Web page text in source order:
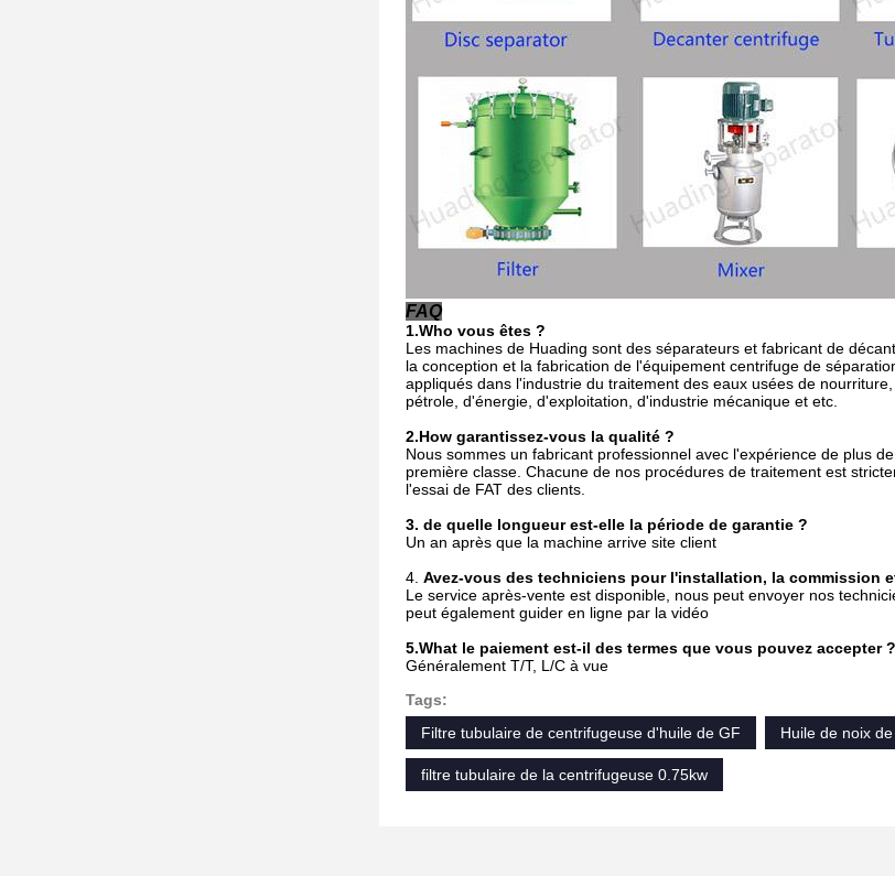
FAQ
1.Who vous êtes ?
Les machines de Huading sont des séparateurs et fabricant de
la conception et la fabrication de l'équipement centrifuge de
appliqués dans l'industrie du traitement des eaux usées de
pétrole, d'énergie, d'exploitation, d'industrie mécanique et etc.
2.How garantissez-vous la qualité ?
Nous sommes un fabricant professionnel avec l'expérience de plus
première classe. Chacune de nos procédures de traitement est
l'essai de FAT des clients.
3. de quelle longueur est-elle la période de garantie ?
Un an après que la machine arrive site client
4. Avez-vous des techniciens pour l'installation, la commission
Le service après-vente est disponible, nous peut envoyer nos
peut également guider en ligne par la vidéo
5.What le paiement est-il des termes que vous pouvez accepter ?
Généralement T/T, L/C à vue
Tags:
Filtre tubulaire de centrifugeuse d'huile de GF
Huile de noix
filtre tubulaire de la centrifugeuse 0.75kw